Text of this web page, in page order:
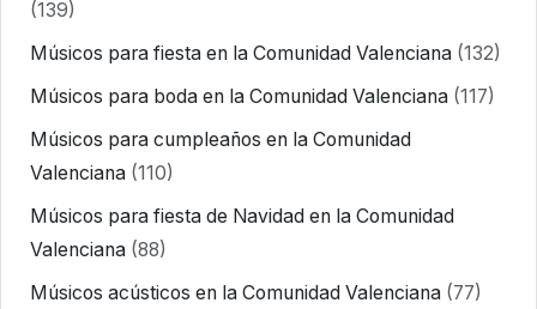
(139)
Músicos para fiesta en la Comunidad Valenciana (132)
Músicos para boda en la Comunidad Valenciana (117)
Músicos para cumpleaños en la Comunidad
Valenciana (110)
Músicos para fiesta de Navidad en la Comunidad
Valenciana (88)
Músicos acústicos en la Comunidad Valenciana (77)